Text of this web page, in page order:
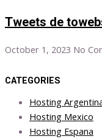
Tweets de
October 1, 2023 No
CATEGORIES
Hosting
Hosting Mexico
Hosting Espana